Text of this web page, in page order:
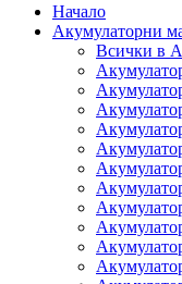
Начало
Акумулаторни
Всички в